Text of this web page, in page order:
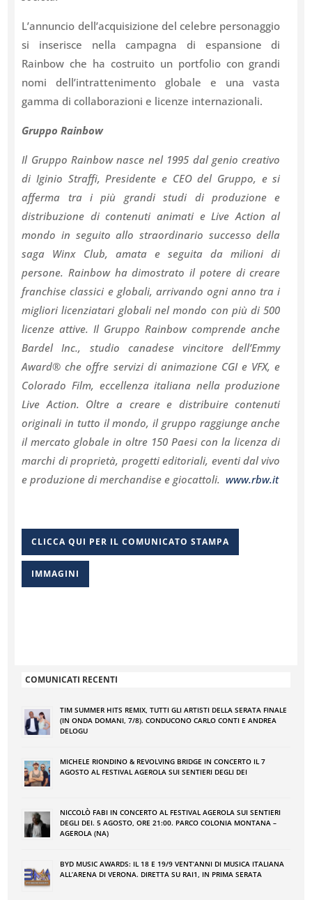
L’annuncio dell’acquisizione del celebre personaggio
si inserisce nella campagna di espansione di
Rainbow che ha costruito un portfolio con grandi
nomi dell’intrattenimento globale e una vasta
gamma di collaborazioni e licenze internazionali.
Gruppo Rainbow
Il Gruppo Rainbow nasce nel 1995 dal genio creativo
di Iginio Straffi, Presidente e CEO del Gruppo, e si
afferma tra i più grandi studi di produzione e
distribuzione di contenuti animati e Live Action al
mondo in seguito allo straordinario successo della
saga Winx Club, amata e seguita da milioni di
persone. Rainbow ha dimostrato il potere di creare
franchise classici e globali, arrivando ogni anno tra i
migliori licenziatari globali nel mondo con più di 500
licenze attive. Il Gruppo Rainbow comprende anche
Bardel Inc., studio canadese vincitore dell’Emmy
Award® che offre servizi di animazione CGI e VFX, e
Colorado Film, eccellenza italiana nella produzione
Live Action. Oltre a creare e distribuire contenuti
originali in tutto il mondo, il gruppo raggiunge anche
il mercato globale in oltre 150 Paesi con la licenza di
marchi di proprietà, progetti editoriali, eventi dal vivo
e produzione di merchandise e giocattoli.www.rbw.it
CLICCA QUI PER IL COMUNICATO STAMPA
IMMAGINI
COMUNICATI RECENTI
TIM SUMMER HITS REMIX, TUTTI GLI ARTISTI DELLA SERATA FINALE
(IN ONDA DOMANI, 7/8). CONDUCONO CARLO CONTI E ANDREA
DELOGU
MICHELE RIONDINO & REVOLVING BRIDGE IN CONCERTO IL 7
AGOSTO AL FESTIVAL AGEROLA SUI SENTIERI DEGLI DEI
NICCOLÒ FABI IN CONCERTO AL FESTIVAL AGEROLA SUI SENTIERI
DEGLI DEI. 5 AGOSTO, ORE 21:00. PARCO COLONIA MONTANA –
AGEROLA (NA)
BYD MUSIC AWARDS: IL 18 E 19/9 VENT’ANNI DI MUSICA ITALIANA
ALL’ARENA DI VERONA. DIRETTA SU RAI1, IN PRIMA SERATA